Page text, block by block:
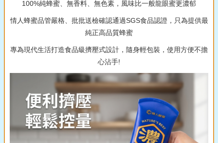
100%純蜂蜜、無香料、無色素，風味比一般龍眼蜜更濃郁
情人蜂蜜品管嚴格、批批送檢確認通過SGS食品認證，只為提供最
純正高品質蜂蜜
專為現代生活打造食品級擠壓式設計，隨身輕包裝，使用方便不擔
心沾手!